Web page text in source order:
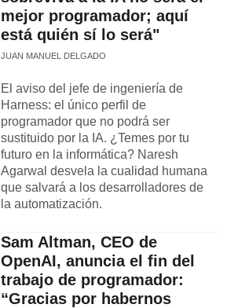
mejor programador; aquí
está quién sí lo será"
JUAN MANUEL DELGADO
El aviso del jefe de ingeniería de
Harness: el único perfil de
programador que no podrá ser
sustituido por la IA. ¿Temes por tu
futuro en la informática? Naresh
Agarwal desvela la cualidad humana
que salvará a los desarrolladores de
la automatización.
Sam Altman, CEO de
OpenAI, anuncia el fin del
trabajo de programador:
“Gracias por habernos